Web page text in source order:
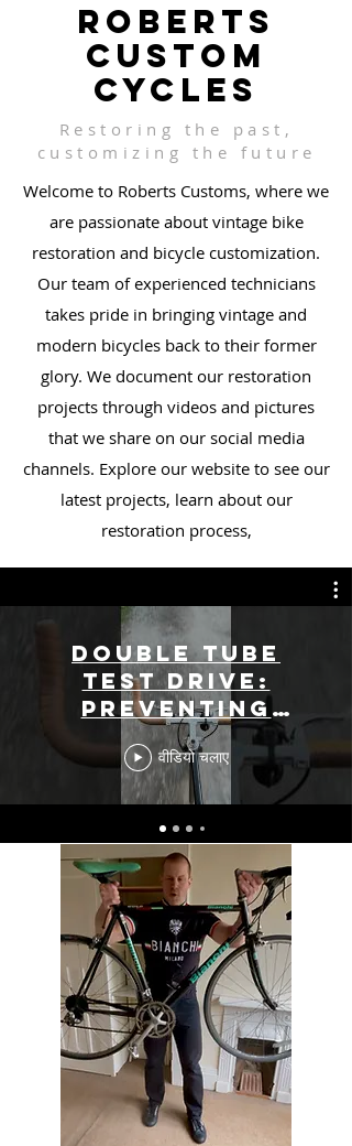
ROBERTS
CUSTOM
CYCLES
Restoring the past,
customizing the future
Welcome to Roberts Customs, where we
are passionate about vintage bike
restoration and bicycle customization.
Our team of experienced technicians
takes pride in bringing vintage and
modern bicycles back to their former
glory. We document our restoration
projects through videos and pictures
that we share on our social media
channels. Explore our website to see our
latest projects, learn about our
restoration process,
Double Tube
Test Drive:
Preventing
Punctures with
Dual Inner
Tubes | Roberts
Customs
वीडियो चलाए